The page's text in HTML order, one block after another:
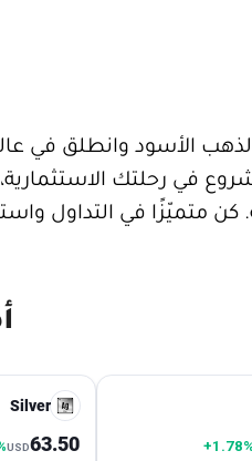
الأسود وانطلق في
في رحلتك
كن متميّزًا في التداول
+1.78%
Silver
63.50
USD